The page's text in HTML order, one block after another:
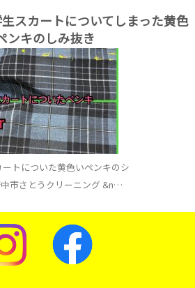
生スカートについてしまった黄色
ンキのしみ抜き
ートについた黄色いペンキのシ
市さとうクリーニング &n…